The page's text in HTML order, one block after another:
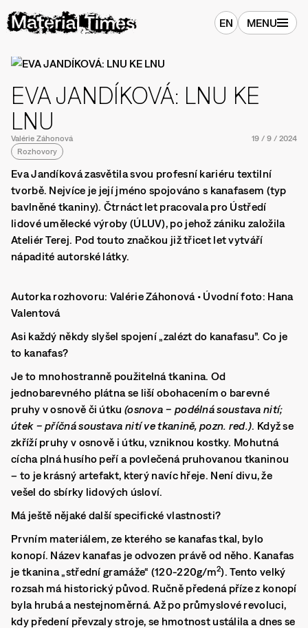
EN MENU
EVA JANDÍKOVÁ: LNU KE
LNU
Valérie Záhonová 19 / 9 / 2024
Rozhovory
Eva Jandíková zasvětila svou profesní kariéru textilní
tvorbě. Nejvíce je její jméno spojováno s kanafasem (typ
bavlněné tkaniny). Čtrnáct let pracovala pro Ústředí
lidové umělecké výroby (ÚLUV), po jehož zániku založila
Ateliér Terej. Pod touto značkou již třicet let vytváří
nápadité autorské látky.
Autorka rozhovoru: Valérie Záhonová • Úvodní foto: Hana
Valentová
Asi každý někdy slyšel spojení „zalézt do kanafasu”. Co je
to kanafas?
Je to mnohostranně použitelná tkanina. Od
jednobarevného plátna se liší obohacením o barevné
pruhy v osnově či útku (osnova = podélná soustava nití;
útek = příčná soustava nití ve tkanině, pozn. red.). Když se
zkříží pruhy v osnově i útku, vzniknou kostky. Mohutná
cícha plná husího peří a povlečená pruhovanou tkaninou
– to je krásný artefakt, který navíc hřeje. Není divu, že
vešel do sbírky lidových úsloví.
Má ještě nějaké další specifické vlastnosti?
Prvním materiálem, ze kterého se kanafas tkal, bylo
konopí. Název kanafas je odvozen právě od něho. Kanafas
je tkanina „střední gramáže“ (120-220g/m2). Tento velký
rozsah má historický původ. Ručně předená příze z konopí
byla hrubá a nestejnoměrná. Až po průmyslové revoluci,
kdy předení převzaly stroje, se hmotnost ustálila a dnes se